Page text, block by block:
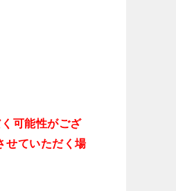
可能性がござ
せていただく場